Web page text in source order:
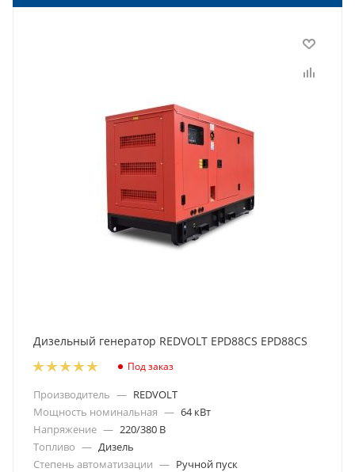
Дизельный генератор REDVOLT EPD88CS EPD88CS
Под заказ
Производитель — REDVOLT
Мощность номинальная — 64 кВт
Напряжение — 220/380 В
Топливо — Дизель
Степень автоматизации — Ручной пуск